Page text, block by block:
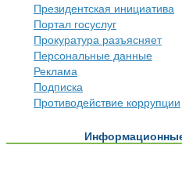
Президентская инициатива
Портал госуслуг
Прокуратура разъясняет
Персональные данные
Реклама
Подписка
Противодействие коррупции